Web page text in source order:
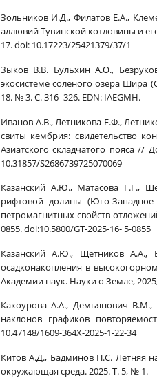
Зольников И.Д., Филатов Е.А.,
аллювий Тувинской котловины и
17. doi: 10.17223/25421379/37/1
Зыков В.В. Бульхин А.О.,
экосистеме соленого озера Шира
18. № 3. С. 316–326. EDN: IAEGMH.
Иванов А.В., Летникова Е.Ф.,
свиты кембрия: свидетельство
Азиатского складчатого пояса
10.31857/S2686739725070069
Казанский А.Ю., Матасова Г.Г.,
рифтовой долины (Юго-
петромагнитных свойств
0855. doi:10.5800/GT-2025-16- 5-0855
Казанский А.Ю., Щетников А.А.,
осадконакопления в
Академии наук. Науки о Земле,
Какоурова А.А., Демьянович
наклонов графиков
10.47148/1609-364X-2025-1-22-34
Китов А.Д., Бадминов П.С. Летняя
окружающая среда. 2025. Т. 5, № 1. –